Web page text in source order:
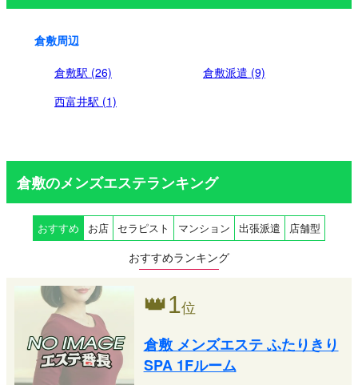
倉敷周辺
倉敷駅 (26)
倉敷派遣 (9)
西富井駅 (1)
倉敷のメンズエステランキング
おすすめ お店 セラピスト マンション 出張派遣 店舗型
おすすめランキング
👑1位
倉敷 メンズエステ ふたりきり
SPA 1Fルーム